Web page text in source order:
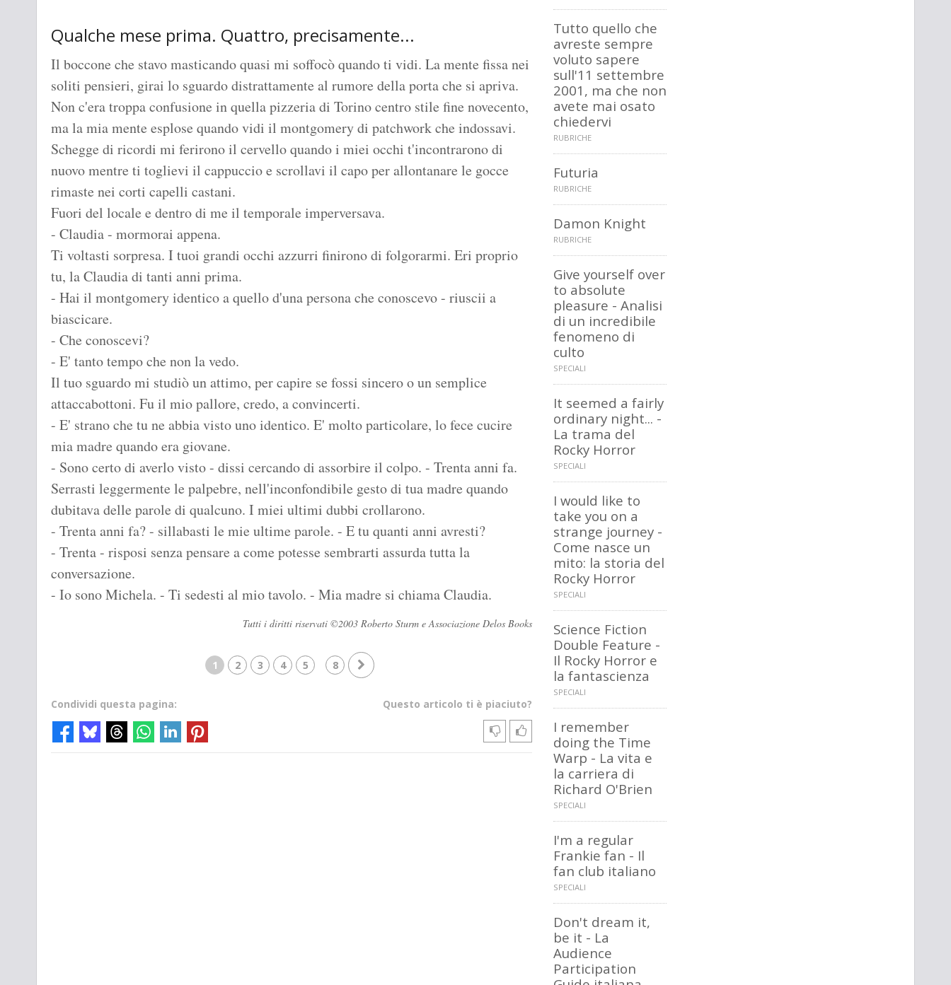
Qualche mese prima. Quattro, precisamente...
Il boccone che stavo masticando quasi mi soffocò quando ti vidi. La mente fissa nei
soliti pensieri, girai lo sguardo distrattamente al rumore della porta che si apriva.
Non c'era troppa confusione in quella pizzeria di Torino centro stile fine novecento,
ma la mia mente esplose quando vidi il montgomery di patchwork che indossavi.
Schegge di ricordi mi ferirono il cervello quando i miei occhi t'incontrarono di
nuovo mentre ti toglievi il cappuccio e scrollavi il capo per allontanare le gocce
rimaste nei corti capelli castani.
Fuori del locale e dentro di me il temporale imperversava.
- Claudia - mormorai appena.
Ti voltasti sorpresa. I tuoi grandi occhi azzurri finirono di folgorarmi. Eri proprio
tu, la Claudia di tanti anni prima.
- Hai il montgomery identico a quello d'una persona che conoscevo - riuscii a
biascicare.
- Che conoscevi?
- E' tanto tempo che non la vedo.
Il tuo sguardo mi studiò un attimo, per capire se fossi sincero o un semplice
attaccabottoni. Fu il mio pallore, credo, a convincerti.
- E' strano che tu ne abbia visto uno identico. E' molto particolare, lo fece cucire
mia madre quando era giovane.
- Sono certo di averlo visto - dissi cercando di assorbire il colpo. - Trenta anni fa.
Serrasti leggermente le palpebre, nell'inconfondibile gesto di tua madre quando
dubitava delle parole di qualcuno. I miei ultimi dubbi crollarono.
- Trenta anni fa? - sillabasti le mie ultime parole. - E tu quanti anni avresti?
- Trenta - risposi senza pensare a come potesse sembrarti assurda tutta la
conversazione.
- Io sono Michela. - Ti sedesti al mio tavolo. - Mia madre si chiama Claudia.
Tutti i diritti riservati ©2003 Roberto Sturm e Associazione Delos Books
1 2 3 4 5 8
Questo articolo ti è piaciuto?
Condividi questa pagina:
Tutto quello che
avreste sempre
voluto sapere
sull'11 settembre
2001, ma che non
avete mai osato
chiedervi
RUBRICHE
Futuria
RUBRICHE
Damon Knight
RUBRICHE
Give yourself over
to absolute
pleasure - Analisi
di un incredibile
fenomeno di
culto
SPECIALI
It seemed a fairly
ordinary night... -
La trama del
Rocky Horror
SPECIALI
I would like to
take you on a
strange journey -
Come nasce un
mito: la storia del
Rocky Horror
SPECIALI
Science Fiction
Double Feature -
Il Rocky Horror e
la fantascienza
SPECIALI
I remember
doing the Time
Warp - La vita e
la carriera di
Richard O'Brien
SPECIALI
I'm a regular
Frankie fan - Il
fan club italiano
SPECIALI
Don't dream it,
be it - La
Audience
Participation